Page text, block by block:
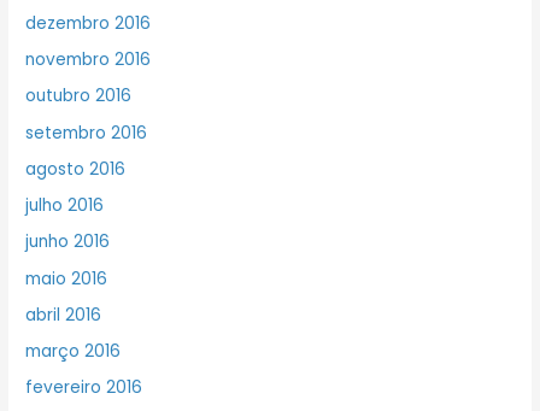
dezembro 2016
novembro 2016
outubro 2016
setembro 2016
agosto 2016
julho 2016
junho 2016
maio 2016
abril 2016
março 2016
fevereiro 2016